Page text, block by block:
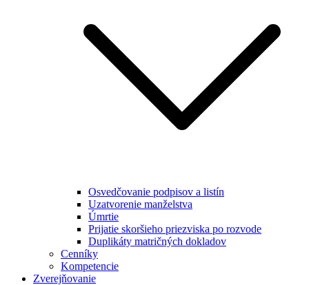
Osvedčovanie podpisov a listín
Uzatvorenie manželstva
Úmrtie
Prijatie skoršieho priezviska po rozvode
Duplikáty matričných dokladov
Cenníky
Kompetencie
Zverejňovanie